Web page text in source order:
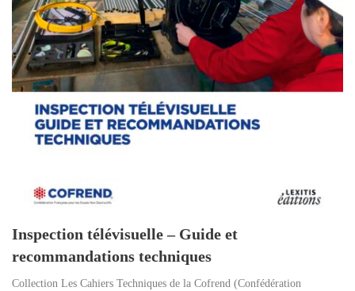
Inspection télévisuelle – Guide et
recommandations techniques
Collection Les Cahiers Techniques de la Cofrend (Confédération